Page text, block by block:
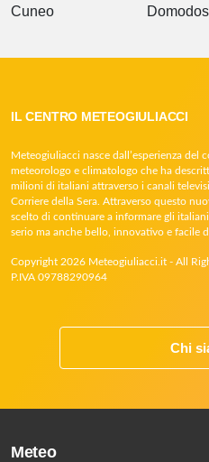
Cuneo
IL CENTRO METEOGIULIACCI
Meteogiuliacci nasce dall’esperienza
meteorologo e climatologo che ha
milioni di italiani attraverso i canali
Corriere della Sera. Attraverso questo
scelto di continuare a informare gli
serio ma anche bello, innovativo e facile
Copyright 2026 Meteogiuliacci.it - All
P.IVA 09788290964
Chi
Meteo